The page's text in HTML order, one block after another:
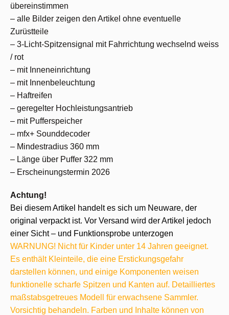
übereinstimmen
– alle Bilder zeigen den Artikel ohne eventuelle
Zurüstteile
– 3-Licht-Spitzensignal mit Fahrrichtung wechselnd weiss
/ rot
– mit Inneneinrichtung
– mit Innenbeleuchtung
– Haftreifen
– geregelter Hochleistungsantrieb
– mit Pufferspeicher
– mfx+ Sounddecoder
– Mindestradius 360 mm
– Länge über Puffer 322 mm
– Erscheinungstermin 2026
Achtung!
Bei diesem Artikel handelt es sich um Neuware, der
original verpackt ist. Vor Versand wird der Artikel jedoch
einer Sicht – und Funktionsprobe unterzogen
WARNUNG! Nicht für Kinder unter 14 Jahren geeignet.
Es enthält Kleinteile, die eine Erstickungsgefahr
darstellen können, und einige Komponenten weisen
funktionelle scharfe Spitzen und Kanten auf. Detailliertes
maßstabsgetreues Modell für erwachsene Sammler.
Vorsichtig behandeln. Farben und Inhalte können von